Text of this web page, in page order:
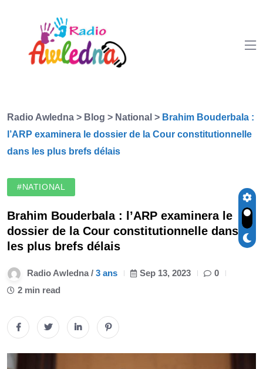
Radio Awledna > Blog > National > Brahim Bouderbala :
l’ARP examinera le dossier de la Cour constitutionnelle
dans les plus brefs délais
#NATIONAL
Brahim Bouderbala : l’ARP examinera le
dossier de la Cour constitutionnelle dans
les plus brefs délais
Radio Awledna / 3 ans Sep 13, 2023
0
2 min read